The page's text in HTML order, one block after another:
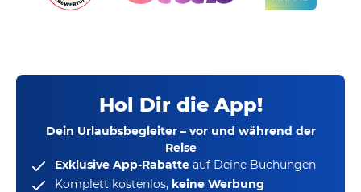
Hol Dir die App!
Dein Urlaubsbegleiter – vor und während der
Reise
Exklusive App-Rabatte auf Deine Buchungen
Komplett kostenlos, keine Werbung